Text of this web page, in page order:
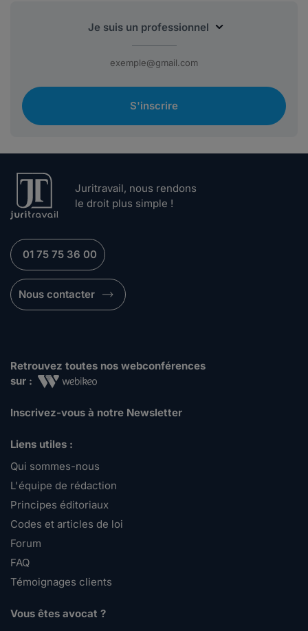
S'inscrire
Juritravail, nous rendons
le droit plus simple !
01 75 75 36 00
Nous contacter
Retrouvez toutes nos webconférences
sur :
Inscrivez-vous à notre Newsletter
Liens utiles :
Qui sommes-nous
L'équipe de rédaction
Principes éditoriaux
Codes et articles de loi
Forum
FAQ
Témoignages clients
Vous êtes avocat ?